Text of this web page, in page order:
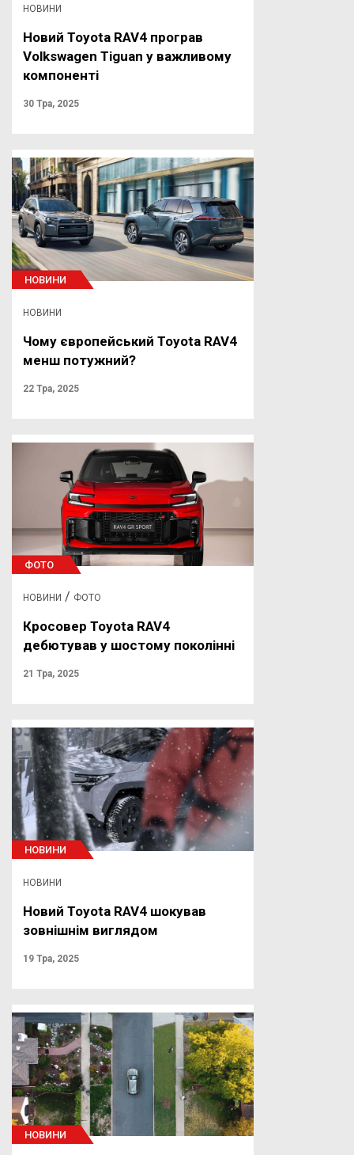
НОВИНИ
Новий Toyota RAV4 програв
Volkswagen Tiguan у важливому
компоненті
30 Тра, 2025
НОВИНИ
НОВИНИ
Чому європейський Toyota RAV4
менш потужний?
22 Тра, 2025
ФОТО
НОВИНИ / ФОТО
Кросовер Toyota RAV4
дебютував у шостому поколінні
21 Тра, 2025
НОВИНИ
НОВИНИ
Новий Toyota RAV4 шокував
зовнішнім виглядом
19 Тра, 2025
НОВИНИ